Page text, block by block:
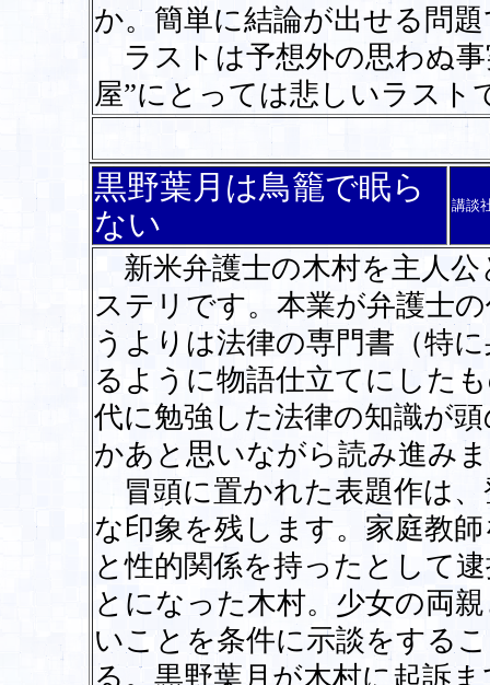
か。簡単に結論が出せる問
ラストは予想外の思わぬ
屋”にとっては悲しいラスト
黒野葉月は鳥籠で眠ら
ない
講談
新米弁護士の木村を主人
ステリです。本業が弁護士
うよりは法律の専門書（特
るように物語仕立てにした
代に勉強した法律の知識が
かあと思いながら読み進み
冒頭に置かれた表題作は、
な印象を残します。家庭教
と性的関係を持ったとして
とになった木村。少女の両
いことを条件に示談をする
る。黒野葉月が木村に起訴